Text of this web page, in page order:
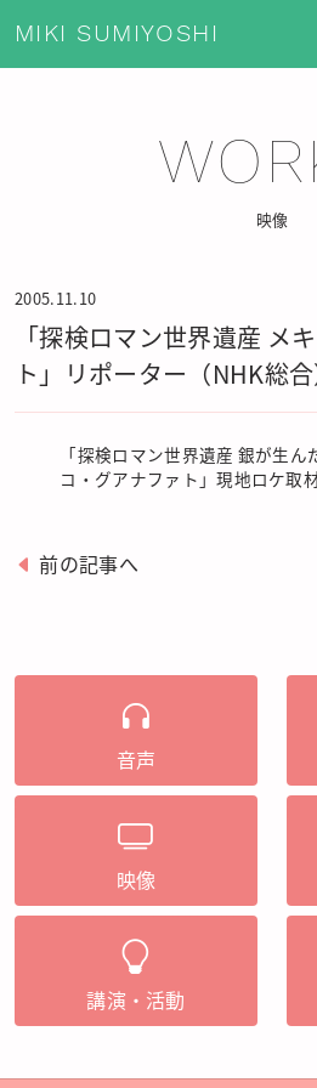
MIKI SUMIYOSHI
映像
2005.11.10
「探検ロマン世界遺産 メ
ト」リポーター（NHK総合
「探検ロマン世界遺産 銀が生
コ・グアナファト」現地ロケ取材
前の記事へ
音声
映像
講演・活動